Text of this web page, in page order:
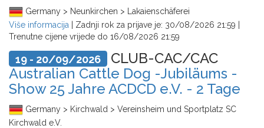
Germany > Neunkirchen > Lakaienschäferei
Više informacija
| Zadnji rok za prijave je: 30/08/2026 21:59
Trenutne cijene vrijede do 16/08/2026 21:59
19 - 20/09/2026 CLUB-CAC/CAC
Australian Cattle Dog -Jubiläums -
Show 25 Jahre ACDCD e.V. - 2 Tage
Germany > Kirchwald > Vereinsheim und Sportplatz SC
Kirchwald e.V.